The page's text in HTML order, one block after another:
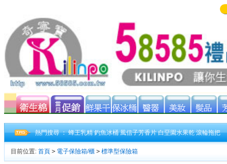
熱門搜尋 ：蜂王乳精 釣魚冰桶 風信子芳香片 白堊園水果乾 滾輪拖把
目前位置: 首頁 > 電子保險箱/櫃 > 標準型保險箱